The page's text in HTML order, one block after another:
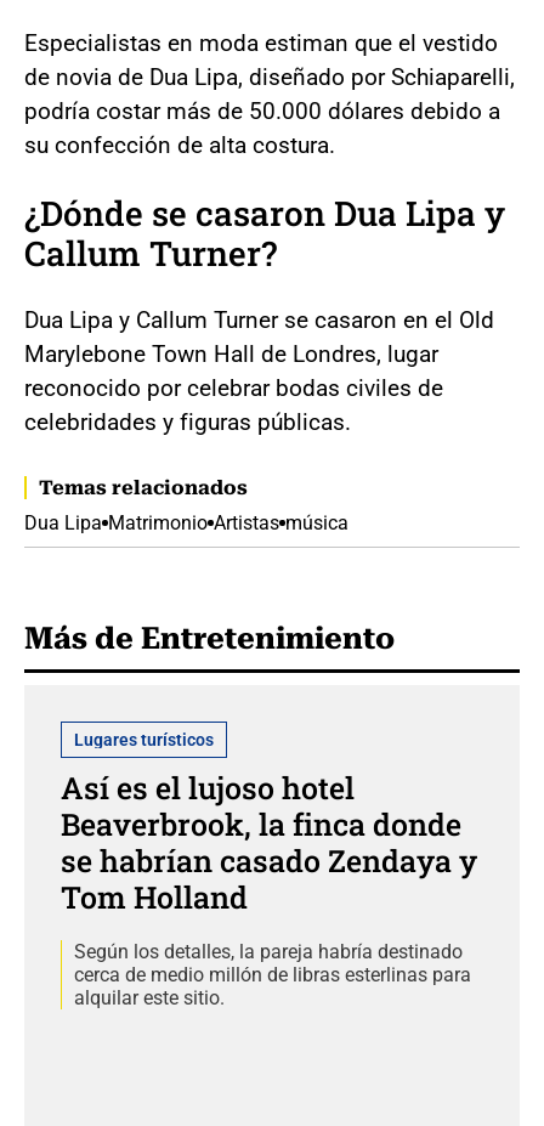
Especialistas en moda estiman que el vestido
de novia de Dua Lipa, diseñado por Schiaparelli,
podría costar más de 50.000 dólares debido a
su confección de alta costura.
¿Dónde se casaron Dua Lipa y
Callum Turner?
Dua Lipa y Callum Turner se casaron en el Old
Marylebone Town Hall de Londres, lugar
reconocido por celebrar bodas civiles de
celebridades y figuras públicas.
Temas relacionados
Dua Lipa Matrimonio Artistas música
Más de Entretenimiento
Lugares turísticos
Así es el lujoso hotel
Beaverbrook, la finca donde
se habrían casado Zendaya y
Tom Holland
Según los detalles, la pareja habría destinado
cerca de medio millón de libras esterlinas para
alquilar este sitio.